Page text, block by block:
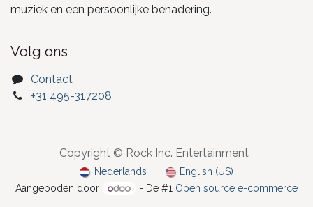
muziek en een persoonlijke benadering.
Volg ons
Contact
+31 495-317208
Copyright © Rock Inc. Entertainment
Nederlands
English (US)
Aangeboden door
- De #1 Open source e-commerce